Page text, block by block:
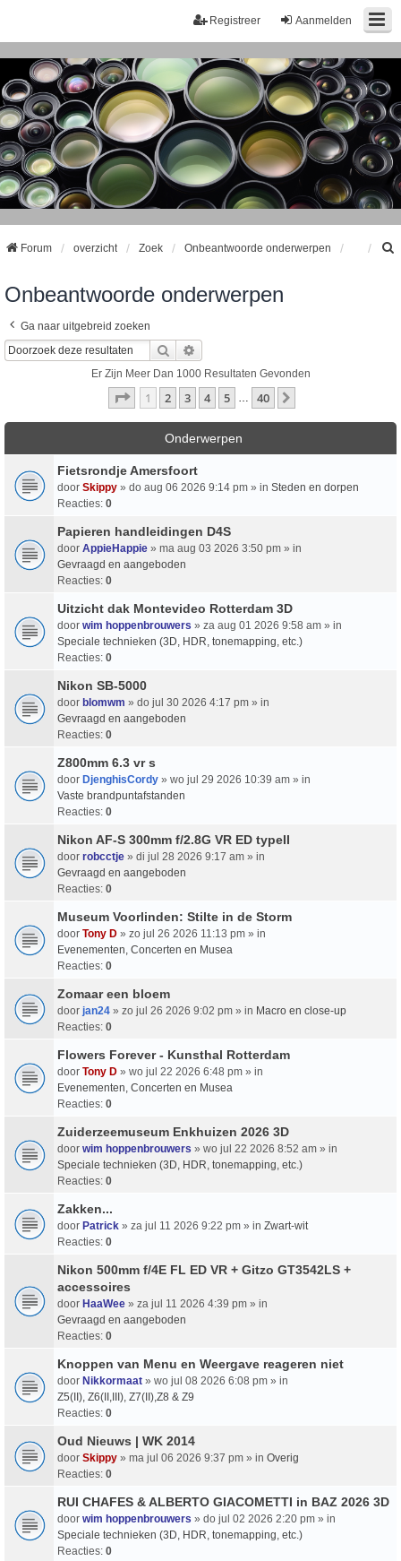
Aanmelden
Registreer
Forum overzicht Zoek Onbeantwoorde onderwerpen
Onbeantwoorde onderwerpen
Ga naar uitgebreid zoeken
Zoek
Er Zijn Meer Dan 1000 Resultaten Gevonden
Pagina Van40
1 2 3 4 5 40
Onderwerpen
Fietsrondje Amersfoort
door Skippy » do aug 06 2026 9:14 pm » in Steden en dorpen
Reacties: 0
Papieren handleidingen D4S
door AppieHappie » ma aug 03 2026 3:50 pm » in
Gevraagd en aangeboden
Reacties: 0
Uitzicht dak Montevideo Rotterdam 3D
door wim hoppenbrouwers » za aug 01 2026 9:58 am » in
Speciale technieken (3D, HDR, tonemapping, etc.)
Reacties: 0
Nikon SB-5000
door blomwm » do jul 30 2026 4:17 pm » in
Gevraagd en aangeboden
Reacties: 0
Z800mm 6.3 vr s
door DjenghisCordy » wo jul 29 2026 10:39 am » in
Vaste brandpuntafstanden
Reacties: 0
Nikon AF-S 300mm f/2.8G VR ED typeII
door robcctje » di jul 28 2026 9:17 am » in
Gevraagd en aangeboden
Reacties: 0
Museum Voorlinden: Stilte in de Storm
door Tony D » zo jul 26 2026 11:13 pm » in
Evenementen, Concerten en Musea
Reacties: 0
Zomaar een bloem
door jan24 » zo jul 26 2026 9:02 pm » in Macro en close-up
Reacties: 0
Flowers Forever - Kunsthal Rotterdam
door Tony D » wo jul 22 2026 6:48 pm » in
Evenementen, Concerten en Musea
Reacties: 0
Zuiderzeemuseum Enkhuizen 2026 3D
door wim hoppenbrouwers » wo jul 22 2026 8:52 am » in
Speciale technieken (3D, HDR, tonemapping, etc.)
Reacties: 0
Zakken...
door Patrick » za jul 11 2026 9:22 pm » in Zwart-wit
Reacties: 0
Nikon 500mm f/4E FL ED VR + Gitzo GT3542LS +
accessoires
door HaaWee » za jul 11 2026 4:39 pm » in
Gevraagd en aangeboden
Reacties: 0
Knoppen van Menu en Weergave reageren niet
door Nikkormaat » wo jul 08 2026 6:08 pm » in
Z5(II), Z6(II,III), Z7(II),Z8 & Z9
Reacties: 0
Oud Nieuws | WK 2014
door Skippy » ma jul 06 2026 9:37 pm » in Overig
Reacties: 0
RUI CHAFES & ALBERTO GIACOMETTI in BAZ 2026 3D
door wim hoppenbrouwers » do jul 02 2026 2:20 pm » in
Speciale technieken (3D, HDR, tonemapping, etc.)
Reacties: 0